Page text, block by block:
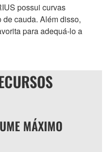
possui curvas
cauda. Além disso,
para adequá-lo a
MÁXIMO